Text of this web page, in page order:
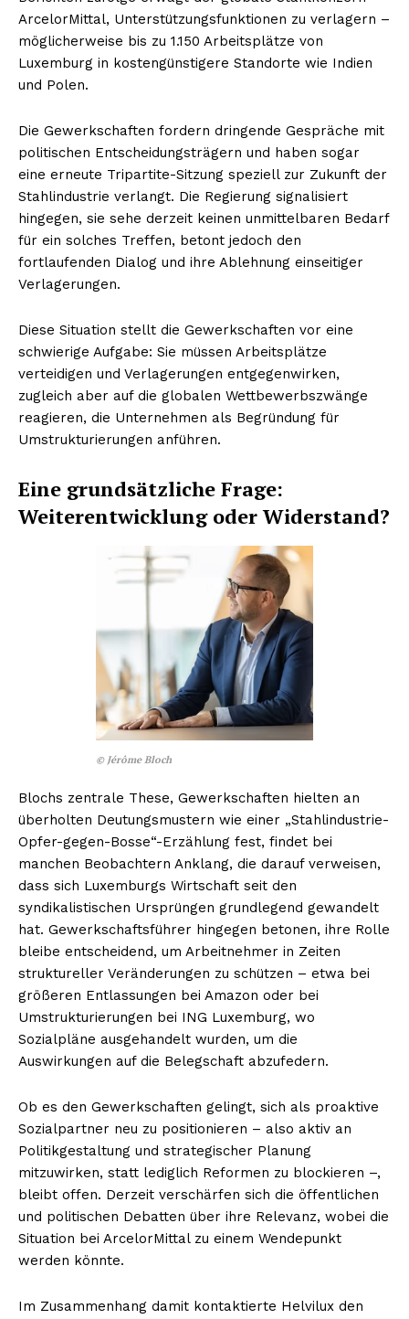
ArcelorMittal, Unterstützungsfunktionen zu verlagern –
möglicherweise bis zu 1.150 Arbeitsplätze von
Luxemburg in kostengünstigere Standorte wie Indien
und Polen.
Die Gewerkschaften fordern dringende Gespräche mit
politischen Entscheidungsträgern und haben sogar
eine erneute Tripartite-Sitzung speziell zur Zukunft der
Stahlindustrie verlangt. Die Regierung signalisiert
hingegen, sie sehe derzeit keinen unmittelbaren Bedarf
für ein solches Treffen, betont jedoch den
fortlaufenden Dialog und ihre Ablehnung einseitiger
Verlagerungen.
Diese Situation stellt die Gewerkschaften vor eine
schwierige Aufgabe: Sie müssen Arbeitsplätze
verteidigen und Verlagerungen entgegenwirken,
zugleich aber auf die globalen Wettbewerbszwänge
reagieren, die Unternehmen als Begründung für
Umstrukturierungen anführen.
Eine grundsätzliche Frage:
Weiterentwicklung oder Widerstand?
© Jérôme Bloch
Blochs zentrale These, Gewerkschaften hielten an
überholten Deutungsmustern wie einer „Stahlindustrie-
Opfer-gegen-Bosse“-Erzählung fest, findet bei
manchen Beobachtern Anklang, die darauf verweisen,
dass sich Luxemburgs Wirtschaft seit den
syndikalistischen Ursprüngen grundlegend gewandelt
hat. Gewerkschaftsführer hingegen betonen, ihre Rolle
bleibe entscheidend, um Arbeitnehmer in Zeiten
struktureller Veränderungen zu schützen – etwa bei
größeren Entlassungen bei Amazon oder bei
Umstrukturierungen bei ING Luxemburg, wo
Sozialpläne ausgehandelt wurden, um die
Auswirkungen auf die Belegschaft abzufedern.
Ob es den Gewerkschaften gelingt, sich als proaktive
Sozialpartner neu zu positionieren – also aktiv an
Politikgestaltung und strategischer Planung
mitzuwirken, statt lediglich Reformen zu blockieren –,
bleibt offen. Derzeit verschärfen sich die öffentlichen
und politischen Debatten über ihre Relevanz, wobei die
Situation bei ArcelorMittal zu einem Wendepunkt
werden könnte.
Im Zusammenhang damit kontaktierte Helvilux den